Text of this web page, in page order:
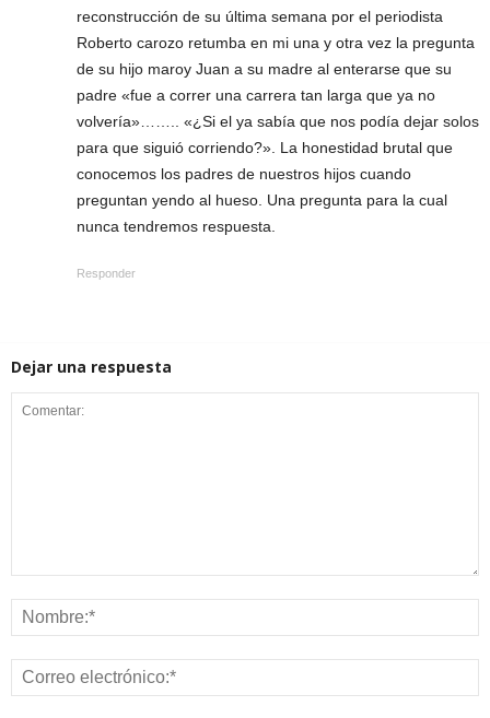
reconstrucción de su última semana por el periodista
Roberto carozo retumba en mi una y otra vez la pregunta
de su hijo maroy Juan a su madre al enterarse que su
padre «fue a correr una carrera tan larga que ya no
volvería»…….. «¿Si el ya sabía que nos podía dejar solos
para que siguió corriendo?». La honestidad brutal que
conocemos los padres de nuestros hijos cuando
preguntan yendo al hueso. Una pregunta para la cual
nunca tendremos respuesta.
Responder
Dejar una respuesta